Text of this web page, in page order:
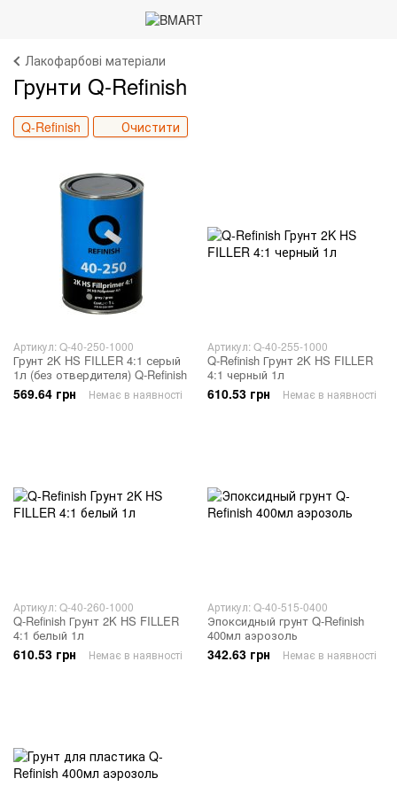
Лакофарбові матеріали
Грунти Q-Refinish
Q-Refinish Очистити
Артикул: Q-40-250-1000
Грунт 2K HS FILLER 4:1 серый
1л (без отвердителя) Q-Refinish
569.64 грн Немає в наявності
Артикул: Q-40-255-1000
Q-Refinish Грунт 2K HS FILLER
4:1 черный 1л
610.53 грн Немає в наявності
Артикул: Q-40-260-1000
Q-Refinish Грунт 2K HS FILLER
4:1 белый 1л
610.53 грн Немає в наявності
Артикул: Q-40-515-0400
Эпоксидный грунт Q-Refinish
400мл аэрозоль
342.63 грн Немає в наявності